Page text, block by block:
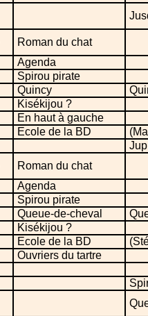
Roman du chat
Agenda
Spirou pirate
Quincy
Kisékijou ?
En haut à gauche
Ecole de la BD
Roman du chat
Agenda
Spirou pirate
Queue-de-cheval
Kisékijou ?
Ecole de la BD
Ouvriers du tartre